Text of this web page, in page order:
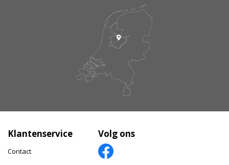
Klantenservice
Contact
Volg ons